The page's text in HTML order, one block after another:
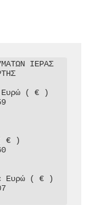
ΙΕΡΑΣ
Ευρώ ( € )
€ )
Ευρώ ( € )